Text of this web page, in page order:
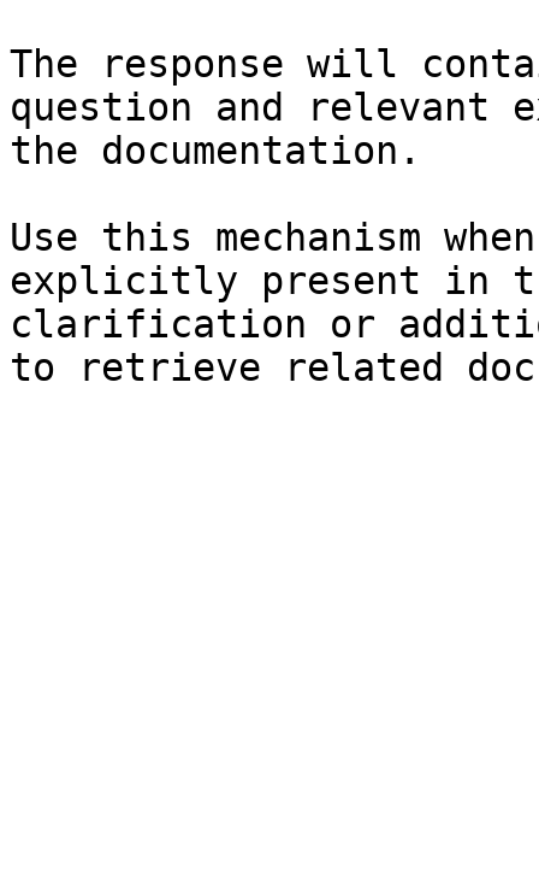
The response will
question and relevant
the documentation.
Use this mechanism
explicitly present in
clarification or